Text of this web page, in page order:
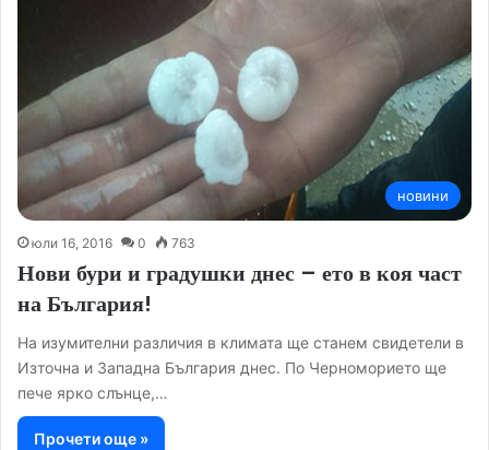
новини
юли 16, 2016 0 763
Нови бури и градушки днес – ето в коя част
на България!
На изумителни различия в климата ще станем свидетели в
Източна и Западна България днес. По Черноморието ще
пече ярко слънце,…
Прочети още »